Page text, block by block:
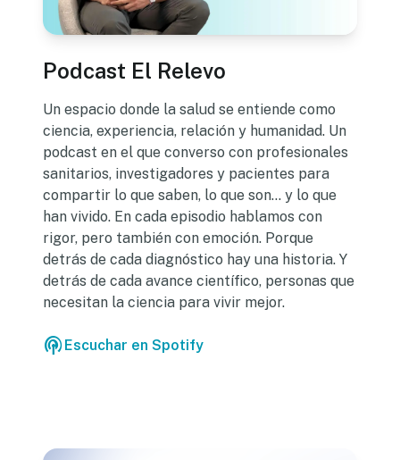
Podcast El Relevo
Un espacio donde la salud se entiende como
ciencia, experiencia, relación y humanidad. Un
podcast en el que converso con profesionales
sanitarios, investigadores y pacientes para
compartir lo que saben, lo que son… y lo que
han vivido. En cada episodio hablamos con
rigor, pero también con emoción. Porque
detrás de cada diagnóstico hay una historia. Y
detrás de cada avance científico, personas que
necesitan la ciencia para vivir mejor.
podcastsEscuchar en Spotify